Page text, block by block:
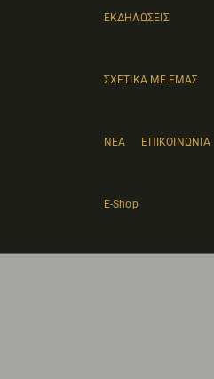
ΕΚΔΗΛΩΣΕΙΣ
ΣΧΕΤΙΚΑ ΜΕ ΕΜΑΣ
ΝΕΑ ΕΠΙΚΟΙΝΩΝΙΑ
E-Shop